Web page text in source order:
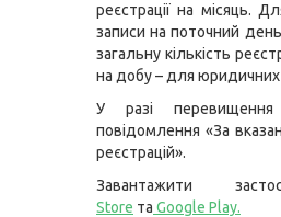
реєстрації на місяць.
записи на поточний
загальну кількість
на добу – для юридичних
У разі перевищення
повідомлення «За
реєстрацій».
Завантажити
Store та Google Play.